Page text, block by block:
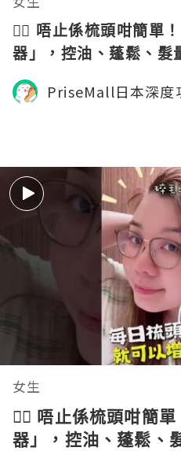
💆‍♀️ 唔止係梳頭咁簡單
器」，控油、蓬鬆、髮
PriseMall日本深度
女生
💆‍♀️ 唔止係梳頭咁簡
器」，控油、蓬鬆、